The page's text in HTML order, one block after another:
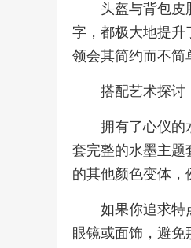
头盔与背包皮
字，都极大地提升
领会其简约而不简
搭配艺术探讨
拥有了心仪的
套完整的水墨主题
的其他颜色变体，
如果你追求特
眼镜或面饰，避